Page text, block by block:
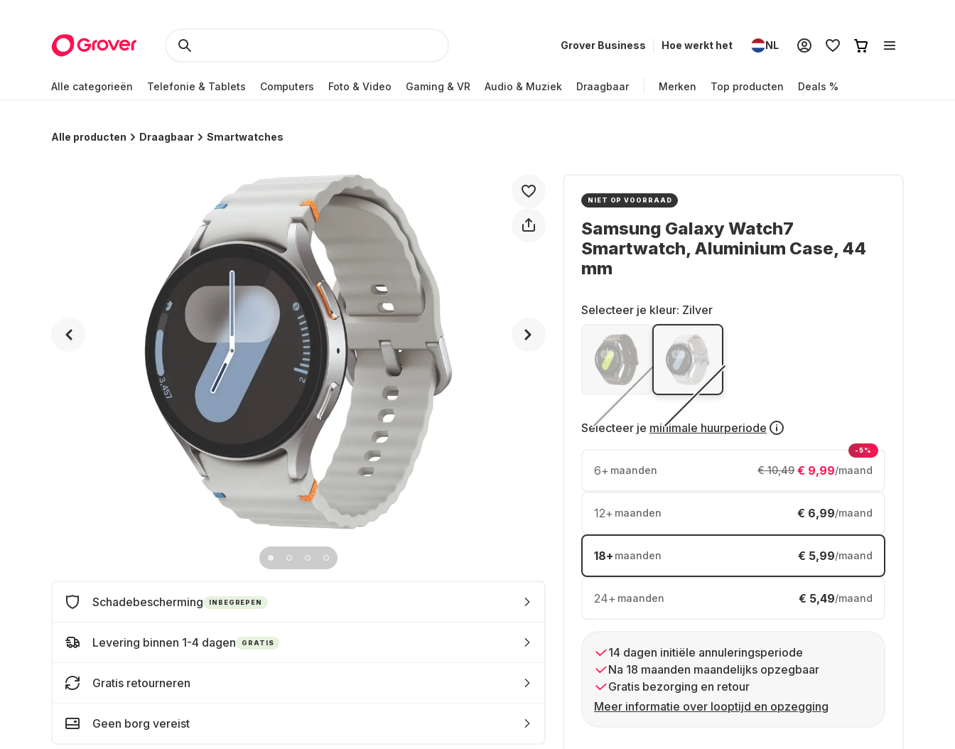
Grover Business Hoe werkt het NL
Alle categorieën Telefonie & Tablets Computers Foto & Video Gaming & VR Audio & Muziek Draagbaar Merken Top producten Deals %
Alle producten Draagbaar Smartwatches
NIET OP VOORRAAD
Samsung Galaxy Watch7
Smartwatch, Aluminium Case, 44
mm
Selecteer je kleur: Zilver
Selecteer je minimale huurperiode
6+ maanden € 9,99/maand
€ 10,49
-5%
12+ maanden € 6,99/maand
18+ maanden € 5,99/maand
24+ maanden € 5,49/maand
14 dagen initiële annuleringsperiode
Na 18 maanden maandelijks opzegbaar
Gratis bezorging en retour
Meer informatie over looptijd en opzegging
Schadebescherming INBEGREPEN
Levering binnen 1-4 dagen GRATIS
Gratis retourneren
Geen borg vereist